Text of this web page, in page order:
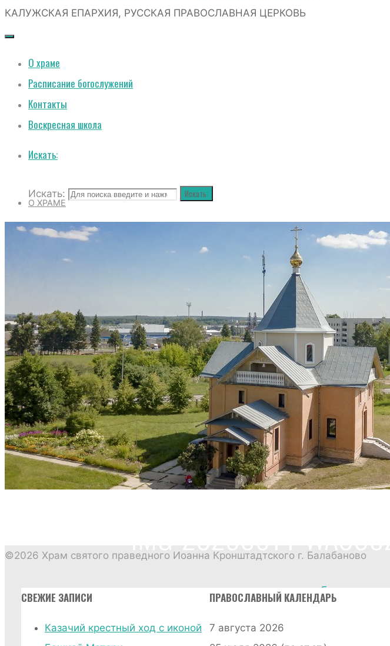
КАЛУЖСКАЯ ЕПАРХИЯ, РУССКАЯ ПРАВОСЛАВНАЯ ЦЕРКОВЬ
О храме
Расписание богослужений
Контакты
Воскресная школа
Искать:
Искать: Искать:
О ХРАМЕ
РАСПИСАНИЕ БОГОСЛУЖЕНИЙ
ВОСКРЕСНАЯ ШКОЛА
ИСКАТЬ:
Искать: Искать:
Главная
СВЕЖИЕ ЗАПИСИ
Казачий крестный ход с иконой
ПРАВОСЛАВНЫЙ КАЛЕНДАРЬ
7 августа 2026
©2026 Храм святого праведного Иоанна Кронштадтского г. Балабаново